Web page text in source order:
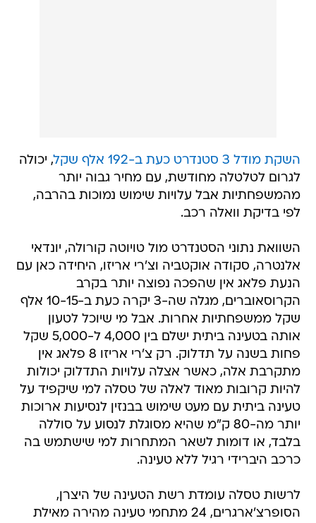
השקת מודל 3 סטנדרט כעת ב-192 אלף שקל
, יכולה
לגרום לטלטלה מחודשת, עם מחיר גבוה יותר
מהמשפחתיות אבל עלויות שימוש נמוכות בהרבה,
לפי בדיקת וואלה רכב.
השוואת נתוני הסטנדרט מול טויוטה קורולה, יונדאי
אלנטרה, סקודה אוקטביה וצ'רי אריזו, היחידה כאן עם
הנעת פלאג אין שהפכה נפוצה יותר בקרב
הקרוסאוברים, מגלה שה-3 יקרה כעת ב-10-15 אלף
שקל ממשפחתיות אחרות. אבל מי שיוכל לטעון
אותה בטעינה ביתית ישלם בין 4,000 ל-5,000 שקל
פחות בשנה על תדלוק. רק צ'רי אריזו 8 פלאג אין
מתקרבת אלה, כאשר אצלה עלויות התדלוק יכולות
להיות קרובות מאוד לאלה של טסלה למי שיקפיד על
טעינה ביתית עם מעט שימוש בבנזין לנסיעות ארוכות
יותר מה-80 ק"מ שהיא מסוגלת לנסוע על סוללה
בלבד, או דומות לשאר המתחרות למי שישתמש בה
כרכב היברידי רגיל ללא טעינה.
לרשות טסלה עומדת רשת הטעינה של היצרן,
הסופרצ'ארגרים, 24 מתחמי טעינה מהירה מאילת